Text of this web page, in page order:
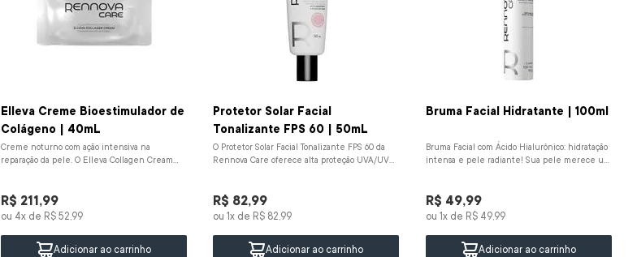
Elleva Creme Bioestimulador de
Colágeno | 40mL
Creme noturno com ação intensiva na
reparação da pele. O Elleva Collagen Cream
R$ 211 ,99
ou 4x de R$ 52,99
Adicionar ao carrinho
Protetor Solar Facial
Tonalizante FPS 60 | 50mL
O Protetor Solar Facial Tonalizante FPS 60 da
Rennova Care oferece alta proteção UVA/UVB
R$ 82,99
ou 1x de R$ 82,99
Adicionar ao carrinho
Bruma Facial Hidratante | 100ml
Bruma Facial com Ácido Hialurônico: hidratação
intensa e pele radiante! Sua pele merece um
R$ 49,99
ou 1x de R$ 49,99
Adicionar ao carrinho